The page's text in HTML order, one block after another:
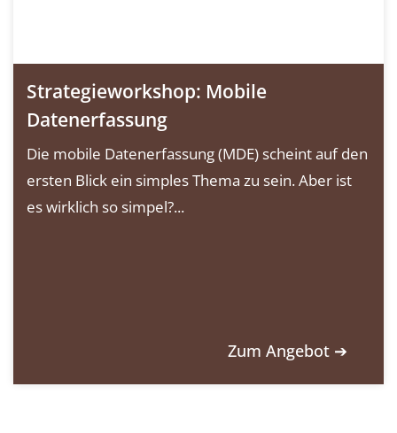
Strategieworkshop: Mobile
Datenerfassung
Die mobile Datenerfassung (MDE) scheint auf den
ersten Blick ein simples Thema zu sein. Aber ist
es wirklich so simpel?...
Zum Angebot ➔